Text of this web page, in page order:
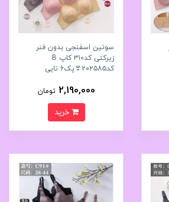
سوتین اسفنجی بدون فنر
زیرکتی کد۳۱۰ کاپ B
کد۲۰۲۵۸۵👙پک6 تايی
2,190,000 تومان
خرید